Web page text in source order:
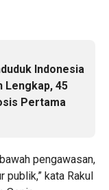
Indonesia
Lengkap, 45
Pertama
pengawasan,
publik,” kata Rakul